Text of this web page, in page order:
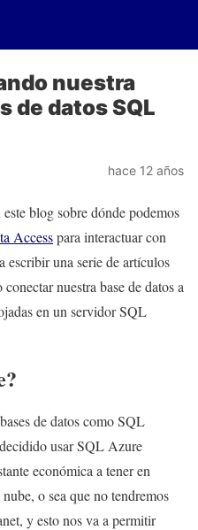
nuestra
de datos SQL
hace 12 años
blog sobre dónde podemos
Accesspara interactuar con
escribir una serie de artículos
nuestra base de datos a
en un servidor SQL
de datos como SQL
usar SQL Azure
económica a tener en
o sea que no tendremos
y esto nos va a permitir